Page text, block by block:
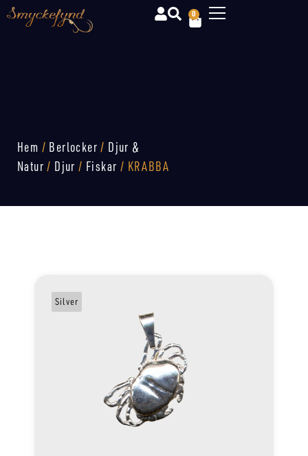
0
Hem / Berlocker / Djur &
Natur / Djur / Fiskar / KRABBA
Silver